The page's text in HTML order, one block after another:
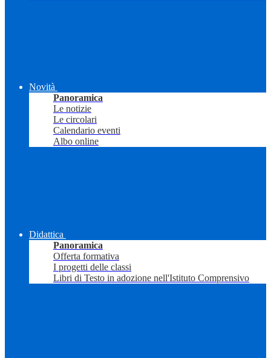
Novità
Panoramica
Le notizie
Le circolari
Calendario eventi
Albo online
Didattica
Panoramica
Offerta formativa
I progetti delle classi
Libri di Testo in adozione nell'Istituto Comprensivo